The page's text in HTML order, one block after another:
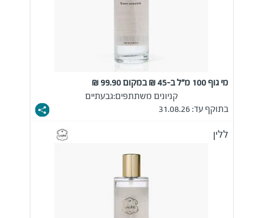
מי גוף 100 מ"ל ב-45 ₪ במקום 99.90 ₪
קניונים משתתפים:גבעתיים
בתוקף עד: 31.08.26
ללין